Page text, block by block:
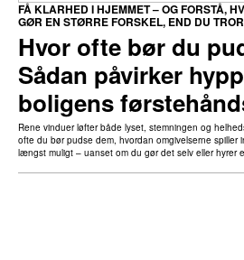
Hvor ofte bør du
Sådan påvirker
boligens
FÅ KLARHED I HJEMMET – OG FORSTÅ,
GØR EN STØRRE FORSKEL, END DU TROR
Rene vinduer løfter både lyset, stemningen og
ofte du bør pudse dem, hvordan omgivelserne spiller
længst muligt – uanset om du gør det selv eller hyrer